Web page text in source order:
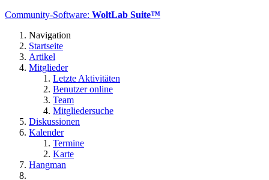
Community-Software: WoltLab Suite™
Navigation
Startseite
Artikel
Mitglieder
Letzte Aktivitäten
Benutzer online
Team
Mitgliedersuche
Diskussionen
Kalender
Termine
Karte
Hangman